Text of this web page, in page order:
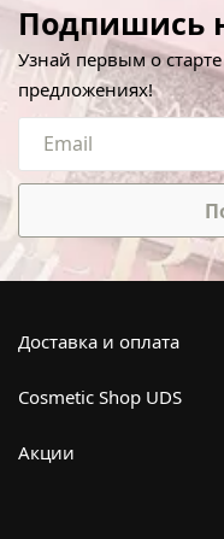
Подпишись
Узнай первым о
предложениях!
Доставка и оплата
Cosmetic Shop UDS
Акции